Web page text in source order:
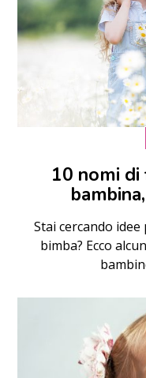
10 nomi
Stai cercando
bimba? Ecco